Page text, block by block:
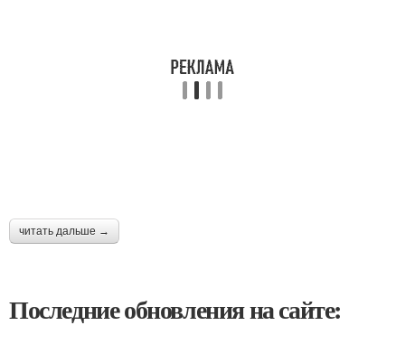
читать дальше →
Последние обновления на сайте: